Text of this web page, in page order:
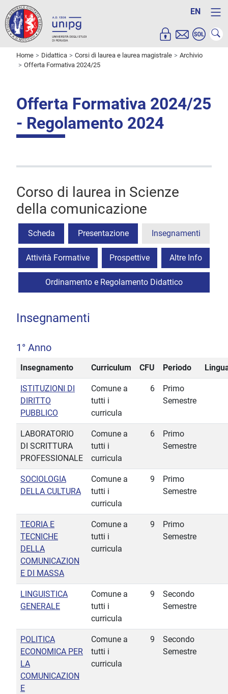
EN
Home Didattica Corsi di laurea e laurea magistrale
Archivio
Offerta Formativa 2024/25
Offerta Formativa 2024/25
- Regolamento 2024
Corso di laurea in Scienze
della comunicazione
Scheda Presentazione Insegnamenti
Attività Formative Prospettive Altre Info
Ordinamento e Regolamento Didattico
Insegnamenti
1° Anno
Insegnamento Curriculum CFU Periodo
ISTITUZIONI DI
DIRITTO
PUBBLICO
Comune a
tutti i
curricula
6
Primo
Semestre
LABORATORIO
DI SCRITTURA
PROFESSIONALE
Comune a
tutti i
curricula
6
Primo
Semestre
SOCIOLOGIA
DELLA CULTURA
Comune a
tutti i
curricula
9
Primo
Semestre
TEORIA E
TECNICHE
DELLA
COMUNICAZION
E DI MASSA
Comune a
tutti i
curricula
9
Primo
Semestre
LINGUISTICA
GENERALE
Comune a
tutti i
curricula
9
Secondo
Semestre
POLITICA
ECONOMICA PER
LA
COMUNICAZION
E
Comune a
tutti i
curricula
9
Secondo
Semestre